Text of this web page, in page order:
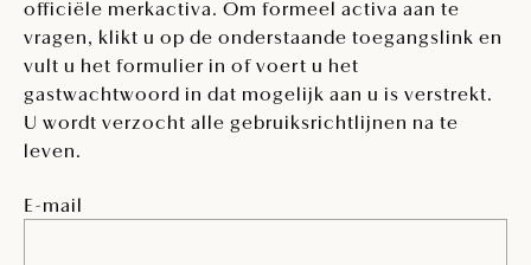
officiële merkactiva. Om formeel activa aan te
vragen, klikt u op de onderstaande toegangslink en
vult u het formulier in of voert u het
gastwachtwoord in dat mogelijk aan u is verstrekt.
U wordt verzocht alle gebruiksrichtlijnen na te
leven.
E-mail